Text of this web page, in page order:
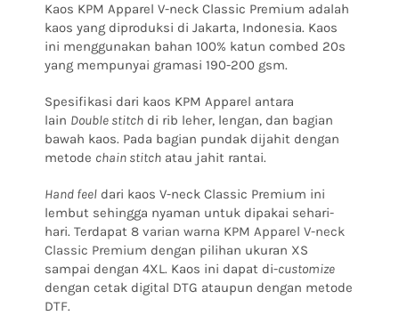
Kaos KPM Apparel V-neck Classic Premium adalah
kaos yang diproduksi di Jakarta, Indonesia. Kaos
ini menggunakan bahan 100% katun combed 20s
yang mempunyai gramasi 190-200 gsm.
Spesifikasi dari kaos KPM Apparel antara
lain Double stitch di rib leher, lengan, dan bagian
bawah kaos. Pada bagian pundak dijahit dengan
metode chain stitch atau jahit rantai.
Hand feel dari kaos V-neck Classic Premium ini
lembut sehingga nyaman untuk dipakai sehari-
hari. Terdapat 8 varian warna KPM Apparel V-neck
Classic Premium dengan pilihan ukuran XS
sampai dengan 4XL. Kaos ini dapat di-customize
dengan cetak digital DTG ataupun dengan metode
DTF.